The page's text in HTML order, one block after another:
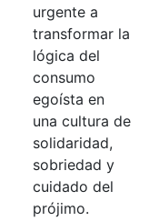
urgente a
transformar la
lógica del
consumo
egoísta en
una cultura de
solidaridad,
sobriedad y
cuidado del
prójimo.